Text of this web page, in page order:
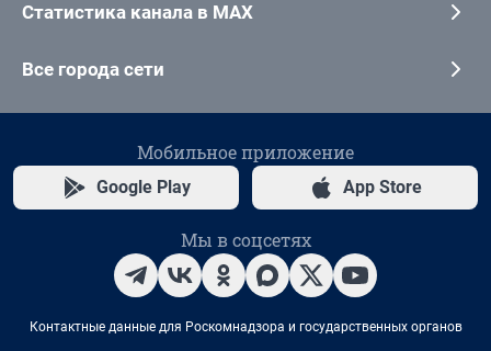
Статистика канала в MAX
Все города сети
Мобильное приложение
Google Play App Store
Мы в соцсетях
Контактные данные для Роскомнадзора и государственных органов